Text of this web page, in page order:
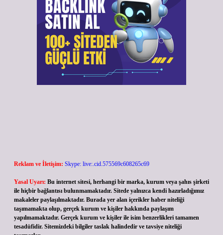
Reklam ve İletişim: Skype: live:.cid.575569c608265c69
Yasal Uyarı: Bu internet sitesi, herhangi bir marka, kurum veya şahıs şirketi
ile hiçbir bağlantısı bulunmamaktadır. Sitede yalnızca kendi hazırladığımız
makaleler paylaşılmaktadır. Burada yer alan içerikler haber niteliği
taşımamakta olup, gerçek kurum ve kişiler hakkında paylaşım
yapılmamaktadır. Gerçek kurum ve kişiler ile isim benzerlikleri tamamen
tesadüfidir. Sitemizdeki bilgiler taslak halindedir ve tavsiye niteliği